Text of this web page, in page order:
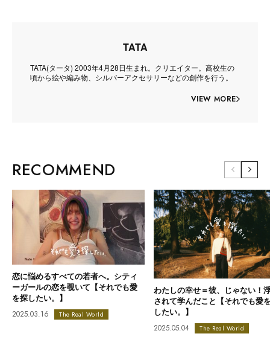
TATA
TATA(タータ) 2003年4月28日生まれ。クリエイター。高校生の
頃から絵や編み物、シルバーアクセサリーなどの創作を行う。
VIEW MORE
RECOMMEND
恋に悩めるすべての若者へ。シティ
ーガールの恋を覗いて【それでも愛
を探したい。】
2025.03.16 The Real World
わたしの幸せ＝彼、じゃない！
されて学んだこと【それでも愛
したい。】
2025.05.04 The Real World